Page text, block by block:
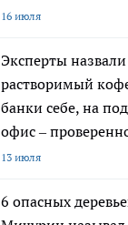
16 июля
Эксперты
растворимый
банки себе, на
офис –
13 июля
6 опасных